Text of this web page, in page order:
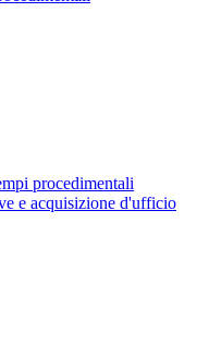
procedimentali
e acquisizione d'ufficio